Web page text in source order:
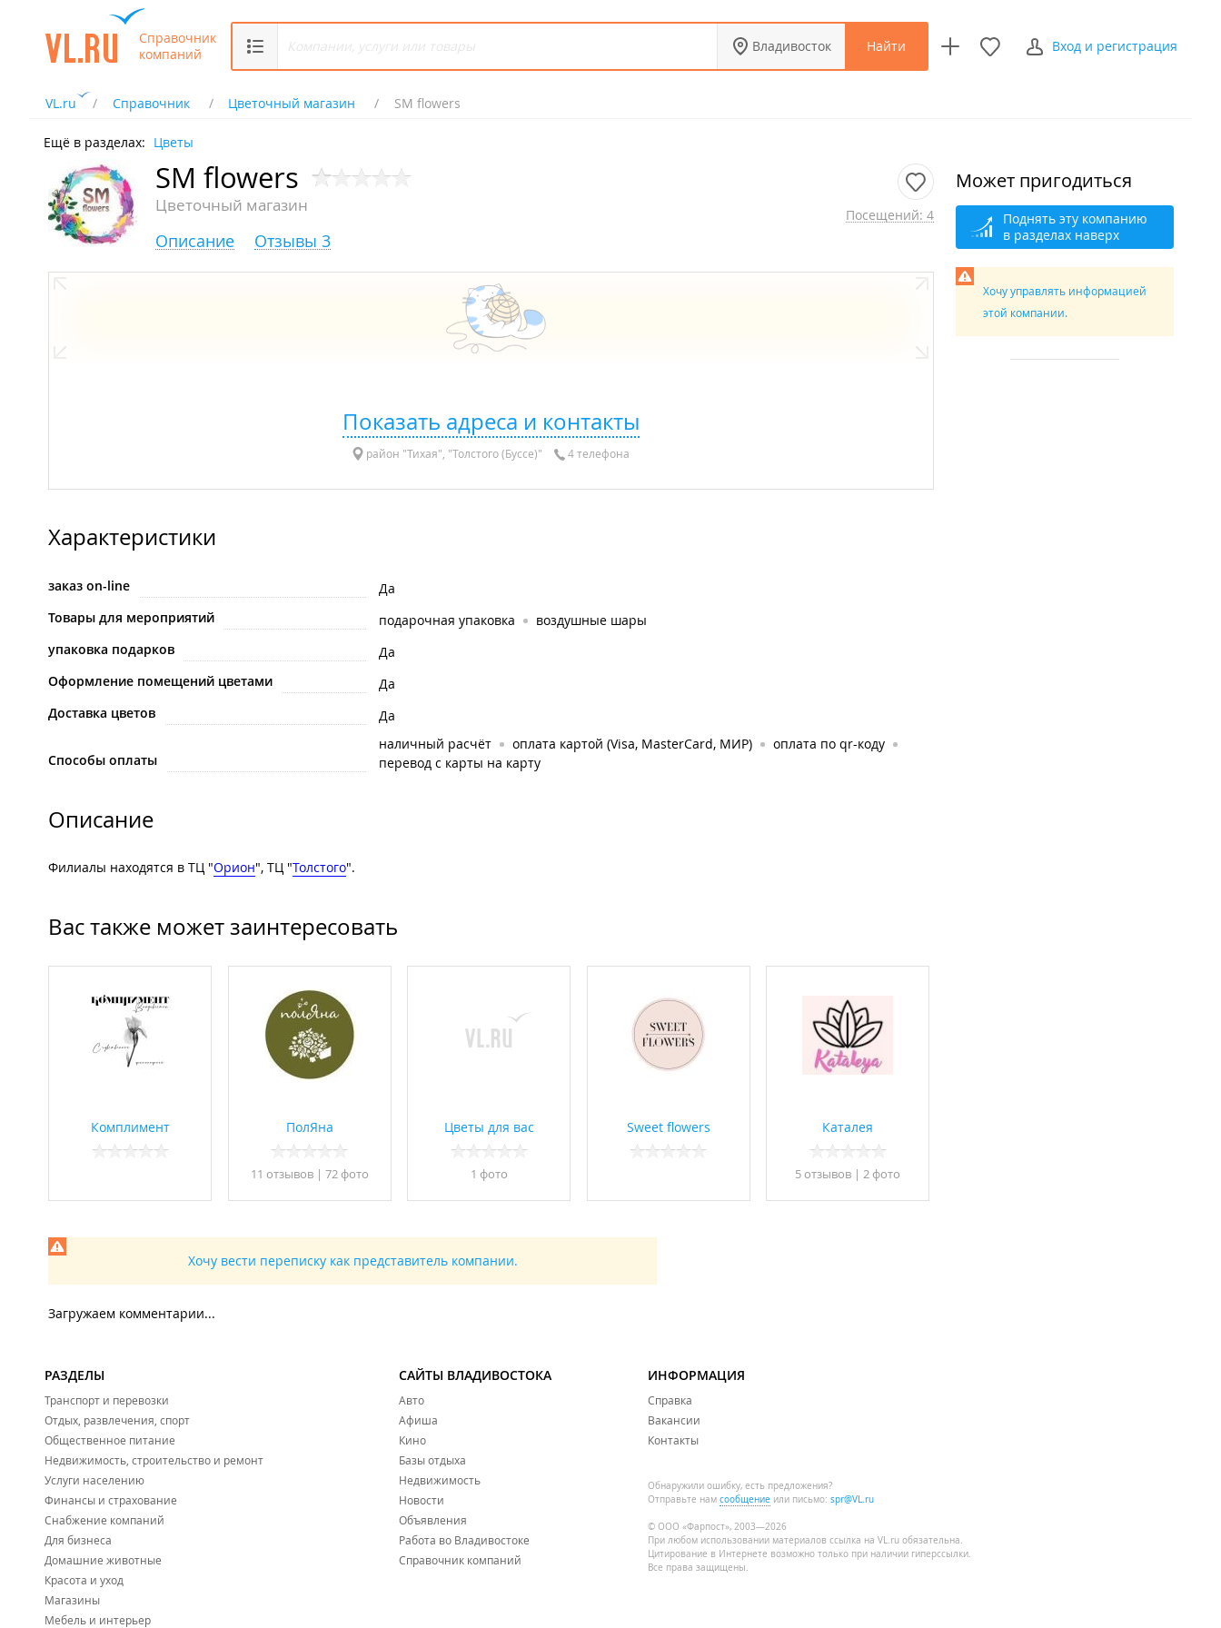
Справочник
компаний
Владивосток Найти Вход и регистрация
VL.ru Справочник Цветочный магазин SM flowers
Ещё в разделах: Цветы
SM flowers
Цветочный магазин Посещений: 4
Описание Отзывы 3
Показать адреса и контакты
район "Тихая", "Толстого (Буссе)" 4 телефона
Характеристики
заказ on-line
Да
Товары для мероприятий
подарочная упаковка
воздушные шары
упаковка подарков
Да
Оформление помещений цветами
Да
Доставка цветов
Да
Способы оплаты
наличный расчёт оплата картой (Visa, MasterCard, МИР)
оплата по qr-коду
перевод с карты на карту
Описание
Филиалы находятся в ТЦ "Орион", ТЦ "Толстого".
Вас также может заинтересовать
Комплимент ПолЯна
11 отзывов| 72 фото
Цветы для вас
1 фото
Sweet flowers Каталея
5 отзывов | 2 фото
Хочу вести переписку как представитель компании.
Загружаем комментарии...
Может пригодиться
Поднять эту компанию
в разделах наверх
Хочу управлять информацией
этой компании.
РАЗДЕЛЫ
Транспорт и перевозки
Отдых, развлечения, спорт
Общественное питание
Недвижимость, строительство и ремонт
Услуги населению
Финансы и страхование
Снабжение компаний
Для бизнеса
Домашние животные
Красота и уход
Магазины
Мебель и интерьер
САЙТЫ ВЛАДИВОСТОКА
Авто
Афиша
Кино
Базы отдыха
Недвижимость
Новости
Объявления
Работа во Владивостоке
Справочник компаний
ИНФОРМАЦИЯ
Справка
Вакансии
Контакты
Обнаружили ошибку, есть предложения?
Отправьте нам сообщение или письмо: spr@VL.ru
© ООО «Фарпост», 2003—2026
При любом использовании материалов ссылка на VL.ru обязательна.
Цитирование в Интернете возможно только при наличии гиперссылки.
Все права защищены.